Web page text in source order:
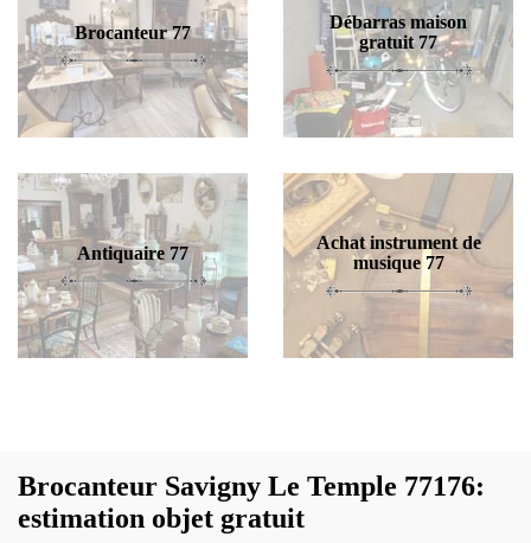
Brocanteur 77
Débarras maison
gratuit 77
Antiquaire 77
Achat instrument de
musique 77
Brocanteur Savigny Le Temple 77176:
estimation objet gratuit